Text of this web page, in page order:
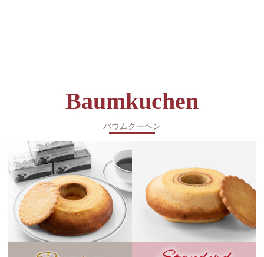
Baumkuchen
バウムクーヘン